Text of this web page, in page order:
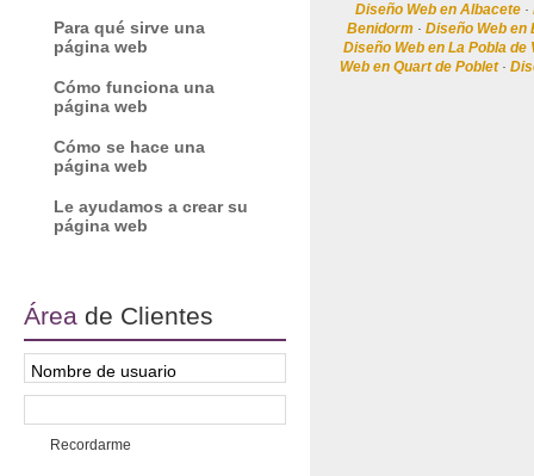
Diseño Web en Albacete ·
Benidorm · Diseño Web en
Diseño Web en La Pobla de
Web en Quart de Poblet ·
Para qué sirve una
página web
Cómo funciona una
página web
Cómo se hace una
página web
Le ayudamos a crear su
página web
Área de Clientes
Recordarme